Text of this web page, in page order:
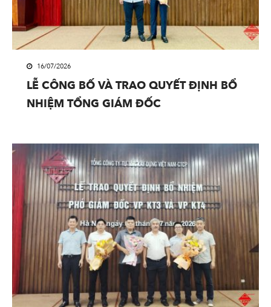
16/07/2026
LỄ CÔNG BỐ VÀ TRAO QUYẾT ĐỊNH BỔ
NHIỆM TỔNG GIÁM ĐỐC